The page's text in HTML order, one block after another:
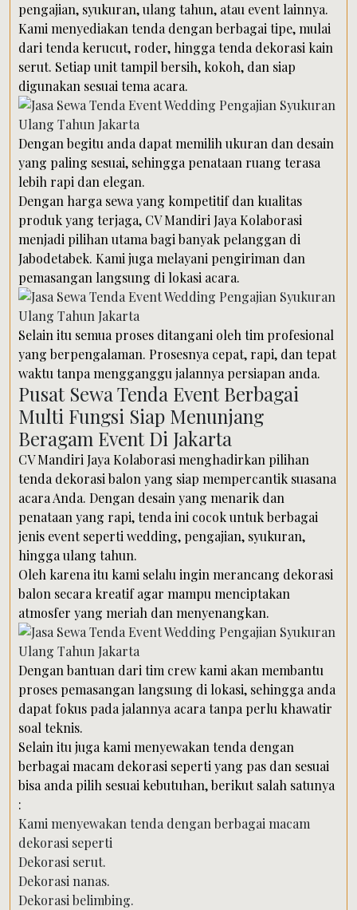
pengajian, syukuran, ulang tahun, atau event lainnya.
Kami menyediakan tenda dengan berbagai tipe, mulai
dari tenda kerucut, roder, hingga tenda dekorasi kain
serut. Setiap unit tampil bersih, kokoh, dan siap
digunakan sesuai tema acara.
Dengan begitu anda dapat memilih ukuran dan desain
yang paling sesuai, sehingga penataan ruang terasa
lebih rapi dan elegan.
Dengan harga sewa yang kompetitif dan kualitas
produk yang terjaga, CV Mandiri Jaya Kolaborasi
menjadi pilihan utama bagi banyak pelanggan di
Jabodetabek. Kami juga melayani pengiriman dan
pemasangan langsung di lokasi acara.
Selain itu semua proses ditangani oleh tim profesional
yang berpengalaman. Prosesnya cepat, rapi, dan tepat
waktu tanpa mengganggu jalannya persiapan anda.
Pusat Sewa Tenda Event Berbagai
Multi Fungsi Siap Menunjang
Beragam Event Di Jakarta
CV Mandiri Jaya Kolaborasi menghadirkan pilihan
tenda dekorasi balon yang siap mempercantik suasana
acara Anda. Dengan desain yang menarik dan
penataan yang rapi, tenda ini cocok untuk berbagai
jenis event seperti wedding, pengajian, syukuran,
hingga ulang tahun.
Oleh karena itu kami selalu ingin merancang dekorasi
balon secara kreatif agar mampu menciptakan
atmosfer yang meriah dan menyenangkan.
Dengan bantuan dari tim crew kami akan membantu
proses pemasangan langsung di lokasi, sehingga anda
dapat fokus pada jalannya acara tanpa perlu khawatir
soal teknis.
Selain itu juga kami menyewakan tenda dengan
berbagai macam dekorasi seperti yang pas dan sesuai
bisa anda pilih sesuai kebutuhan, berikut salah satunya
:
Kami menyewakan tenda dengan berbagai macam
dekorasi seperti
Dekorasi serut.
Dekorasi nanas.
Dekorasi belimbing.